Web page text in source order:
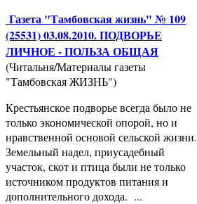
Газета "Тамбовская жизнь" № 109
(25531) 03.08.2010. ПОДВОРЬЕ
ЛИЧНОЕ - ПОЛЬЗА ОБЩАЯ
(Читальня/Материалы газеты
"Тамбовская ЖИЗНЬ")
Крестьянское подворье всегда было не
только экономической опорой, но и
нравственной основой сельской жизни.
Земельный надел, приусадебный
участок, скот и птица были не только
источником продуктов питания и
дополнительного дохода. ...